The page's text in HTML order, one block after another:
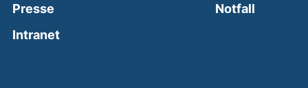
Presse
Intranet(external link, opens in a new window)
Notfall